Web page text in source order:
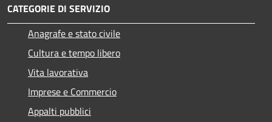
CATEGORIE DI SERVIZIO
Anagrafe e stato civile
Cultura e tempo libero
Vita lavorativa
Imprese e Commercio
Appalti pubblici